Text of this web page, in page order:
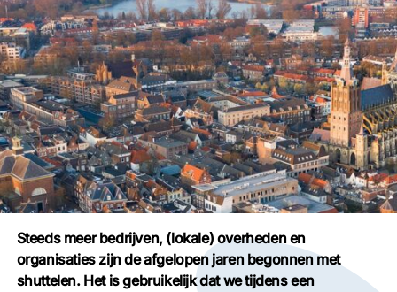
Steeds meer bedrijven, (lokale) overheden en
organisaties zijn de afgelopen jaren begonnen met
shuttelen. Het is gebruikelijk dat we tijdens een